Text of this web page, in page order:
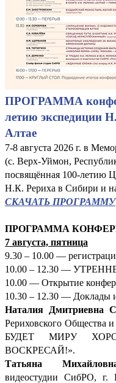
ПРОГРАММА
летию экспедиции
Алтае
7-8 августа 2026 г. в
(с. Верх-Уймон,
посвящённая 100-летию
Н.К. Рериха в Сибири и
СКАЧАТЬ ПРОГРАММУ
ПРОГРАММА
7 августа, пятница
9.30 – 10.00 —
10.00 – 12.30 —
10.00 — Открытие
10.30 – 12.30 — Доклады
Наталия Дмитриевна
Рериховского
БУДЕТ МИРУ
ВОСКРЕСАЙ!».
Татьяна
видеостудии СибРО,